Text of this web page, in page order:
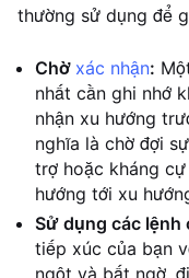
thường sử dụng để
Chờ xác nhận:
nhất cần ghi nhớ
nhận xu hướng
nghĩa là chờ đợi
trợ hoặc kháng
hướng tới xu
Sử dụng các lệnh
tiếp xúc của bạn
ngột và bất ngờ,